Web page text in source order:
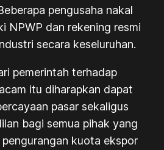
pengusaha nakal
NPWP dan rekening resmi
secara keseluruhan.
pemerintah terhadap
itu diharapkan dapat
pasar sekaligus
bagi semua pihak yang
kuota ekspor